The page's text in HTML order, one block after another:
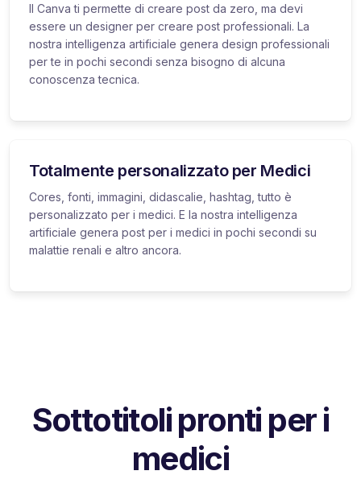
Il Canva ti permette di creare post da zero, ma devi
essere un designer per creare post professionali. La
nostra intelligenza artificiale genera design professionali
per te in pochi secondi senza bisogno di alcuna
conoscenza tecnica.
Totalmente personalizzato per Medici
Cores, fonti, immagini, didascalie, hashtag, tutto è
personalizzato per i medici. E la nostra intelligenza
artificiale genera post per i medici in pochi secondi su
malattie renali e altro ancora.
Sottotitoli pronti per i
medici